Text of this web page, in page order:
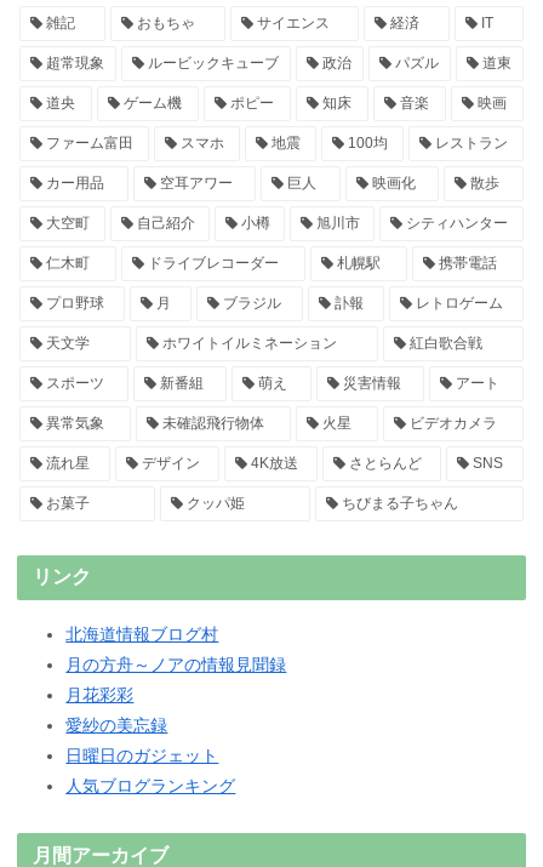
雑記 おもちゃ サイエンス 経済 IT
超常現象 ルービックキューブ 政治 パズル 道東
道央 ゲーム機 ポピー 知床 音楽 映画
ファーム富田 スマホ 地震 100均 レストラン
カー用品 空耳アワー 巨人 映画化 散歩
大空町 自己紹介 小樽 旭川市 シティハンター
仁木町 ドライブレコーダー 札幌駅 携帯電話
プロ野球 月 ブラジル 訃報 レトロゲーム
天文学 ホワイトイルミネーション 紅白歌合戦
スポーツ 新番組 萌え 災害情報 アート
異常気象 未確認飛行物体 火星 ビデオカメラ
流れ星 デザイン 4K放送 さとらんど SNS
お菓子 クッパ姫 ちびまる子ちゃん
リンク
北海道情報ブログ村
月の方舟～ノアの情報見聞録
月花彩彩
愛紗の美忘録
日曜日のガジェット
人気ブログランキング
月間アーカイブ